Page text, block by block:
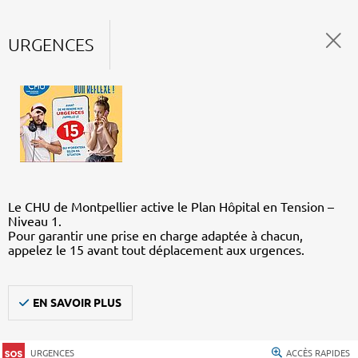
URGENCES
Le CHU de Montpellier active le Plan Hôpital en Tension –
Niveau 1.
Pour garantir une prise en charge adaptée à chacun,
appelez le 15 avant tout déplacement aux urgences.
EN SAVOIR PLUS
URGENCES ACCÈS RAPIDES